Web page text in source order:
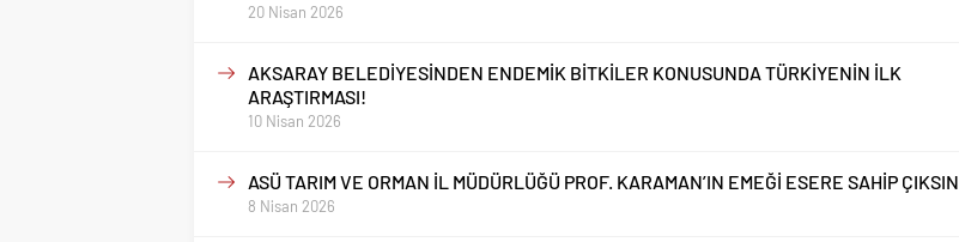
20 Nisan 2026
AKSARAY BELEDİYESİNDEN ENDEMİK BİTKİLER KONUSUNDA TÜRKİYENİN İLK
ARAŞTIRMASI!
10 Nisan 2026
ASÜ TARIM VE ORMAN İL MÜDÜRLÜĞÜ PROF. KARAMAN’IN EMEĞİ ESERE SAHİP ÇIKSIN
8 Nisan 2026